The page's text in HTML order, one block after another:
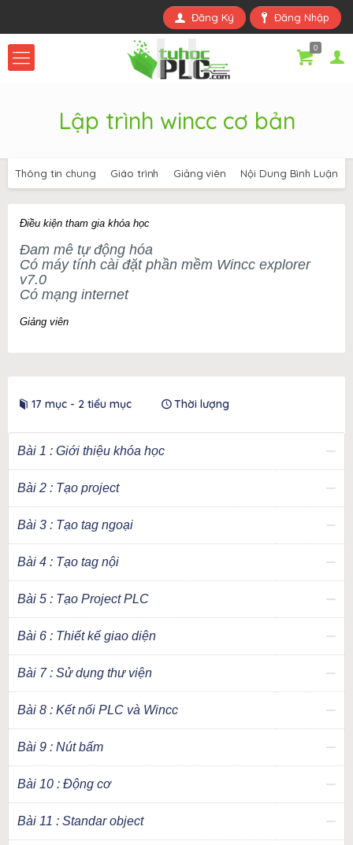
Đăng Nhập
Đăng Ký
0
Lập trình wincc cơ bản
Thông tin chung Giáo trình Giảng viên Nội Dung Bình Luận
Điều kiện tham gia khóa học
Đam mê tự động hóa
Có máy tính cài đặt phần mềm Wincc explorer
v7.0
Có mạng internet
Giảng viên
17 mục - 2 tiểu mục Thời lượng
Bài 1 : Giới thiệu khóa học
Bài 2 : Tạo project
Bài 3 : Tạo tag ngoại
Bài 4 : Tạo tag nội
Bài 5 : Tạo Project PLC
Bài 6 : Thiết kế giao diện
Bài 7 : Sử dụng thư viện
Bài 8 : Kết nối PLC và Wincc
Bài 9 : Nút bấm
Bài 10 : Động cơ
Bài 11 : Standar object